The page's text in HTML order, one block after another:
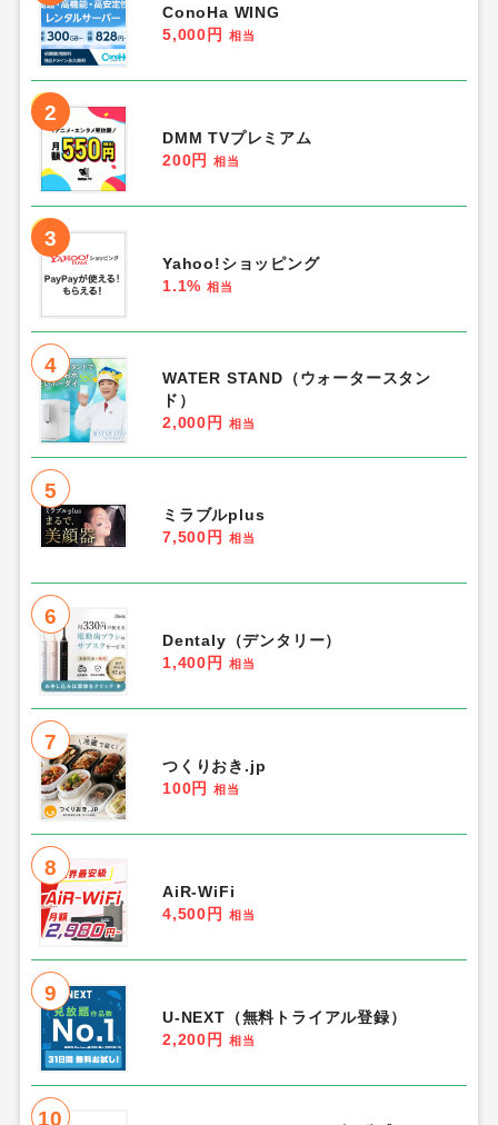
ConoHa WING
5,000円
相当
2
DMM TVプレミアム
200円
相当
3
Yahoo!ショッピング
1.1% 相当
4
WATER STAND（ウォータースタン
ド）
2,000円
相当
5
ミラブルplus
7,500円
相当
6
Dentaly（デンタリー）
1,400円
相当
7
つくりおき.jp
100円
相当
8
AiR-WiFi
4,500円
相当
9
U-NEXT（無料トライアル登録）
2,200円
相当
10